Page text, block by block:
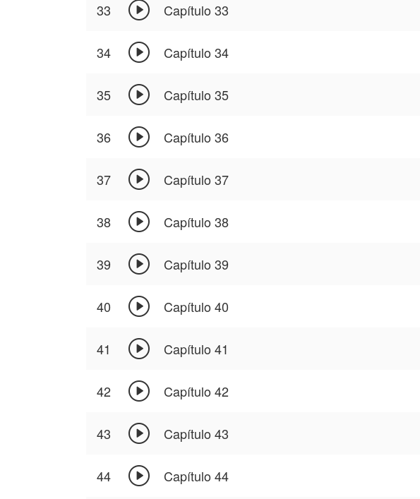
33  Capítulo 33
34  Capítulo 34
35  Capítulo 35
36  Capítulo 36
37  Capítulo 37
38  Capítulo 38
39  Capítulo 39
40  Capítulo 40
41  Capítulo 41
42  Capítulo 42
43  Capítulo 43
44  Capítulo 44